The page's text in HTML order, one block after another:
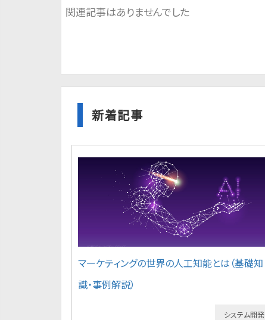
関連記事はありませんでした
新着記事
マーケティングの世界の人工知能とは（基礎知
識・事例解説）
システム開発